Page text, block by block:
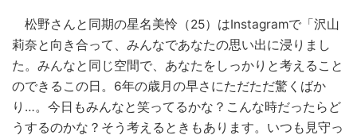
松野さんと同期の星名美怜（25）はInstagramで「沢山
莉奈と向き合って、みんなであなたの思い出に浸りまし
た。みんなと同じ空間で、あなたをしっかりと考えること
のできるこの日。6年の歳月の早さにただただ驚くばか
り…。今日もみんなと笑ってるかな？こんな時だったらど
うするのかな？そう考えるときもあります。いつも見守っ